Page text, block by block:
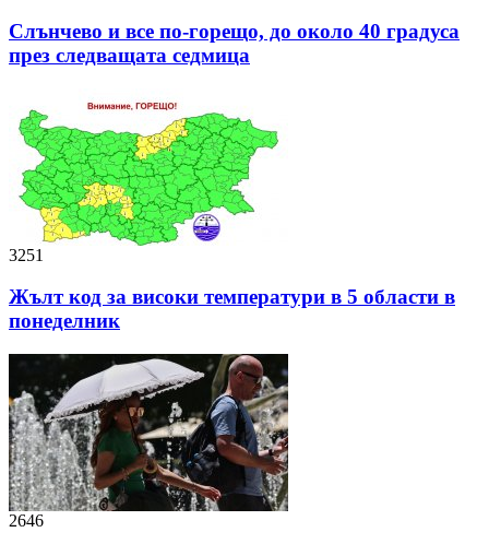
Слънчево и все по-горещо, до около 40 градуса
през следващата седмица
3251
Жълт код за високи температури в 5 области в
понеделник
2646